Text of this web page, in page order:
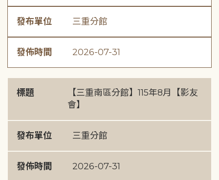
發布單位 三重分館
發佈時間 2026-07-31
標題
【三重南區分館】115年8月【影友
會】
發布單位 三重分館
發佈時間 2026-07-31